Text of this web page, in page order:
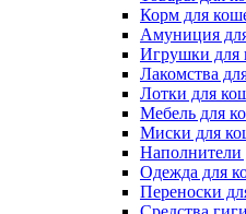
Корм для
Амуниция
Игрушки для
Лакомства
Лотки для
Мебель для
Миски для
Наполнители
Одежда для
Переноски